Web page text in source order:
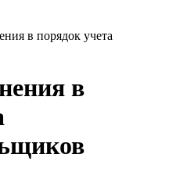
в порядок учета
в